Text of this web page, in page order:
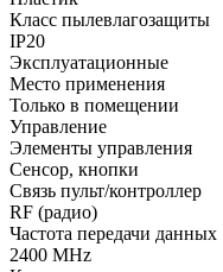
Класс пылевлагозащиты
IP20
Эксплуатационные
Место применения
Только в помещении
Управление
Элементы управления
Сенсор, кнопки
Связь пульт/контроллер
RF (радио)
Частота передачи данных
2400 MHz